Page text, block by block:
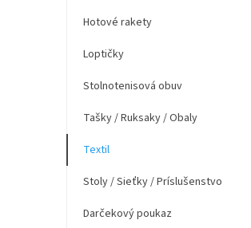
Hotové rakety
Loptičky
Stolnotenisová obuv
Tašky / Ruksaky / Obaly
Textil
Stoly / Sieťky / Príslušenstvo
Darčekový poukaz